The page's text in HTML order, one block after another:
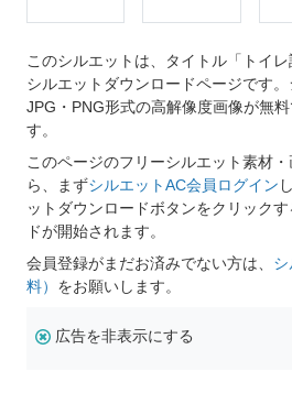
このシルエットは、タイトル「トイ
シルエットダウンロードページです。
JPG・PNG形式の高解像度画像が無
す。
このページのフリーシルエット素材
ら、まずシルエットAC会員ログイン
ットダウンロードボタンをクリック
ドが開始されます。
会員登録がまだお済みでない方は、
料） をお願いします。
広告を非表示にする